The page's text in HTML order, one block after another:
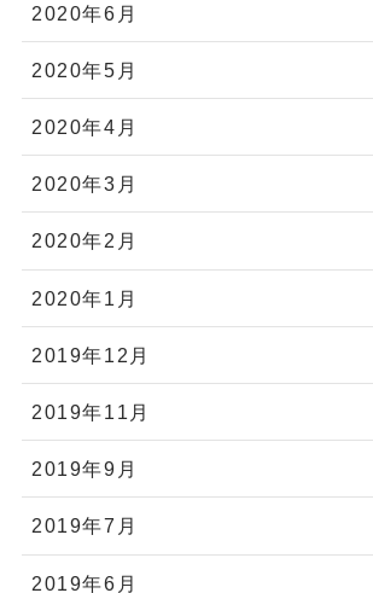
2020年6月
2020年5月
2020年4月
2020年3月
2020年2月
2020年1月
2019年12月
2019年11月
2019年9月
2019年7月
2019年6月